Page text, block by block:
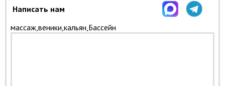
Написать нам
массаж,веники,кальян,Бассейн